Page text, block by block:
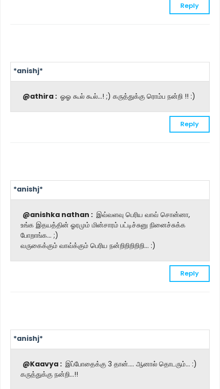
Reply
*anishj*
@athira : ஓஓ கூல் கூல்...! ;) கருத்துக்கு ரொம்ப நன்றி !! :)
Reply
*anishj*
@anishka nathan : இவ்வளவு பெரிய வாவ் சொன்னா,
உங்க இதயத்தின் ஓரமும் மின்சாரம் பட்டிச்சுனு நினைச்சுக்க
போறாங்க... ;)
வருகைக்கும் வாவ்க்கும் பெரிய நன்றிறிறிறிறி... :)
Reply
*anishj*
@Kaavya : இப்போதைக்கு 3 தான்.... ஆனால் தொடரும்... :)
கருத்துக்கு நன்றி...!!